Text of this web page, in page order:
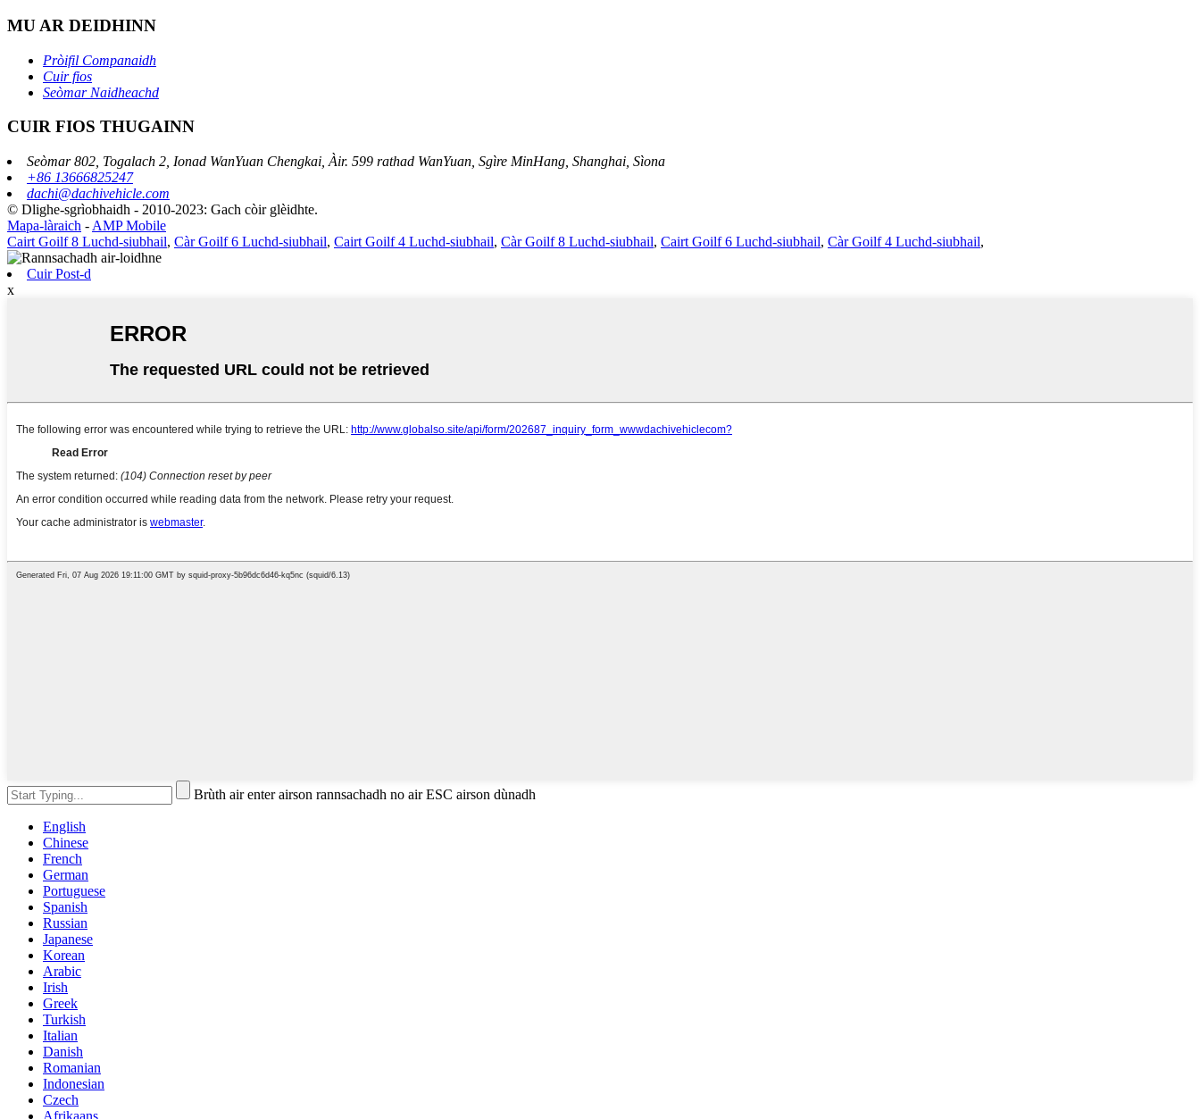
MU AR DEIDHINN
Pròifil Companaidh
Cuir fios
Seòmar Naidheachd
CUIR FIOS THUGAINN
Seòmar 802, Togalach 2, Ionad WanYuan Chengkai, Àir. 599 rathad WanYuan, Sgìre MinHang, Shanghai, Sìona
+86 13666825247
dachi@dachivehicle.com
© Dlighe-sgrìobhaidh - 2010-2023: Gach còir glèidhte.
Mapa-làraich - AMP Mobile
Cairt Goilf 8 Luchd-siubhail, Càr Goilf 6 Luchd-siubhail, Cairt Goilf 4 Luchd-siubhail, Càr Goilf 8 Luchd-siubhail, Cairt Goilf 6 Luchd-siubhail, Càr Goilf 4 Luchd-siubhail,
Cuir Post-d
x
Brùth air enter airson rannsachadh no air ESC airson dùnadh
English
Chinese
French
German
Portuguese
Spanish
Russian
Japanese
Korean
Arabic
Irish
Greek
Turkish
Italian
Danish
Romanian
Indonesian
Czech